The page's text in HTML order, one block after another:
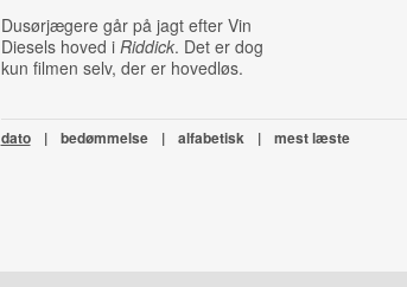
Dusørjægere går på jagt efter Vin
Diesels hoved i Riddick. Det er dog
kun filmen selv, der er hovedløs.
dato | bedømmelse | alfabetisk | mest læste